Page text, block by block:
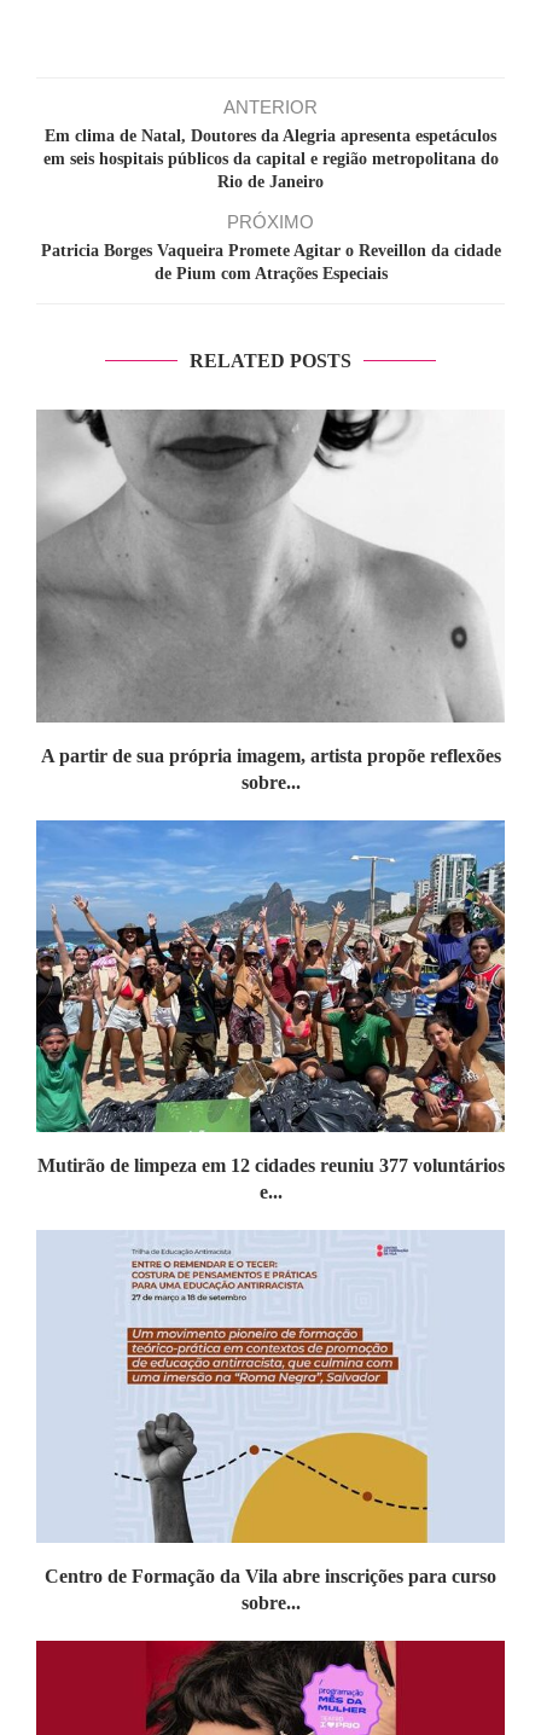
ANTERIOR
Em clima de Natal, Doutores da Alegria apresenta espetáculos
em seis hospitais públicos da capital e região metropolitana do
Rio de Janeiro
PRÓXIMO
Patricia Borges Vaqueira Promete Agitar o Reveillon da cidade
de Pium com Atrações Especiais
RELATED POSTS
A partir de sua própria imagem, artista propõe reflexões
sobre...
Mutirão de limpeza em 12 cidades reuniu 377 voluntários
e...
Centro de Formação da Vila abre inscrições para curso
sobre...